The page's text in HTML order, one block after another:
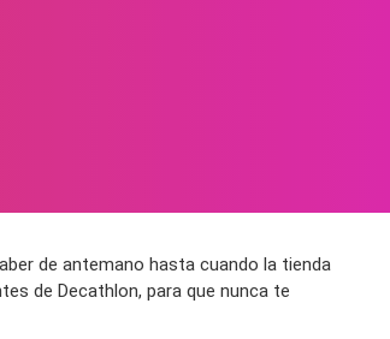
de antemano hasta cuando la tienda
de Decathlon, para que nunca te